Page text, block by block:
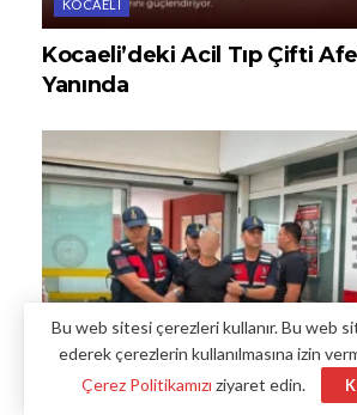
KOCAELI
Kocaeli’deki Acil Tıp Çifti
Yanında
Bu web sitesi çerezleri kullanır. Bu web
ederek çerezlerin kullanılmasına izin
Çerez Politikamızı ziyaret edin.